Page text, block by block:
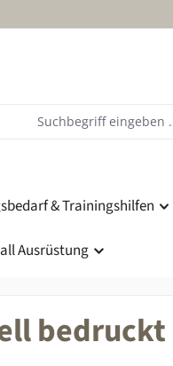
& Trainingshilfen
Ausrüstung